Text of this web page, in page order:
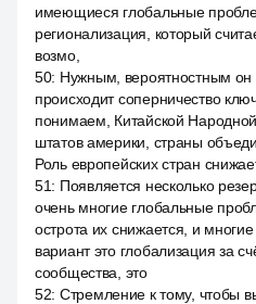
имеющиеся глобальные
регионализация, который
возмо,
50: Нужным, вероятностным он
происходит соперничество
понимаем, Китайской
штатов америки, страны
Роль европейских стран
51: Появляется несколько
очень многие глобальные
острота их снижается, и
вариант это глобализация за
сообщества, это
52: Стремление к тому, чтобы